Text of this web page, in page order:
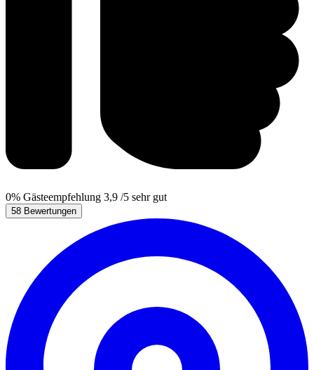
0% Gästeempfehlung 3,9 /5 sehr gut
58 Bewertungen